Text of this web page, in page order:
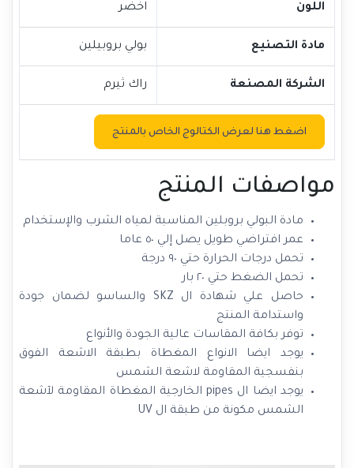
اللون اخضر
مادة التصنيع بولي بروبيلين
الشركة المصنعة راك ثيرم
اضغط هنا لعرض الكتالوج الخاص بالمنتج
مواصفات المنتج
مادة البولي بروبلين المناسبة لمياه الشرب والإستخدام
عمر افتراضي طويل يصل إلي ٥٠ عاما
تحمل درجات الحرارة حتي ٩٠ درجة
تحمل الضغط حتي ٢٠ بار
حاصل علي شهادة ال SKZ والساسو لضمان جودة
واستدامة المنتج
توفر بكافة المقاسات عالية الجودة والأنواع
يوجد ايضا الانواع المغطاة بطبقة الاشعة الفوق
بنفسجية المقاومة لاشعة الشمس
يوجد ايضا ال pipes الخارجية المغطاة المقاومة لآشعة
الشمس مكونة من طبقة ال UV